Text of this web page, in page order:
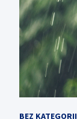
BEZ KATEGORII